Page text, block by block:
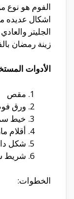
الفوم هو نوع
اشكال عديده
الجليتر
زينة رمضان
الأدوات
مقص
ورق
خيط
أقلام
شكل
شريط
الخطوات: